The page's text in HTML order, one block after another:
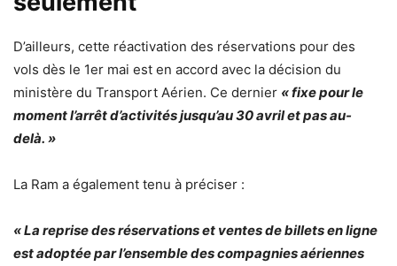
D’ailleurs, cette réactivation des réservations pour des
vols dès le 1er mai est en accord avec la décision du
ministère du Transport Aérien. Ce dernier « fixe pour le
moment l’arrêt d’activités jusqu’au 30 avril et pas au-
delà. »
La Ram a également tenu à préciser :
« La reprise des réservations et ventes de billets en ligne
est adoptée par l’ensemble des compagnies aériennes